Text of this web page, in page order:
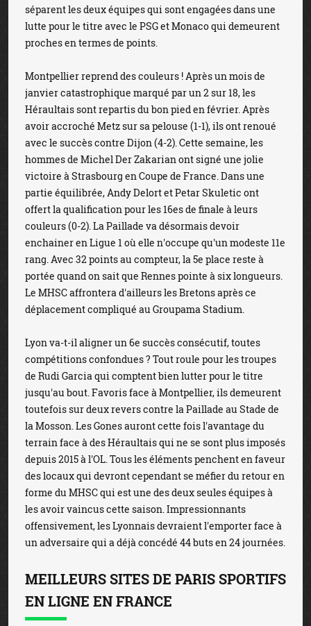
séparent les deux équipes qui sont engagées dans une
lutte pour le titre avec le PSG et Monaco qui demeurent
proches en termes de points.
Montpellier reprend des couleurs ! Après un mois de
janvier catastrophique marqué par un 2 sur 18, les
Héraultais sont repartis du bon pied en février. Après
avoir accroché Metz sur sa pelouse (1-1), ils ont renoué
avec le succès contre Dijon (4-2). Cette semaine, les
hommes de Michel Der Zakarian ont signé une jolie
victoire à Strasbourg en Coupe de France. Dans une
partie équilibrée, Andy Delort et Petar Skuletic ont
offert la qualification pour les 16es de finale à leurs
couleurs (0-2). La Paillade va désormais devoir
enchainer en Ligue 1 où elle n'occupe qu'un modeste 11e
rang. Avec 32 points au compteur, la 5e place reste à
portée quand on sait que Rennes pointe à six longueurs.
Le MHSC affrontera d'ailleurs les Bretons après ce
déplacement compliqué au Groupama Stadium.
Lyon va-t-il aligner un 6e succès consécutif, toutes
compétitions confondues ? Tout roule pour les troupes
de Rudi Garcia qui comptent bien lutter pour le titre
jusqu'au bout. Favoris face à Montpellier, ils demeurent
toutefois sur deux revers contre la Paillade au Stade de
la Mosson. Les Gones auront cette fois l'avantage du
terrain face à des Héraultais qui ne se sont plus imposés
depuis 2015 à l'OL. Tous les éléments penchent en faveur
des locaux qui devront cependant se méfier du retour en
forme du MHSC qui est une des deux seules équipes à
les avoir vaincus cette saison. Impressionnants
offensivement, les Lyonnais devraient l'emporter face à
un adversaire qui a déjà concédé 44 buts en 24 journées.
MEILLEURS SITES DE PARIS SPORTIFS
EN LIGNE EN FRANCE